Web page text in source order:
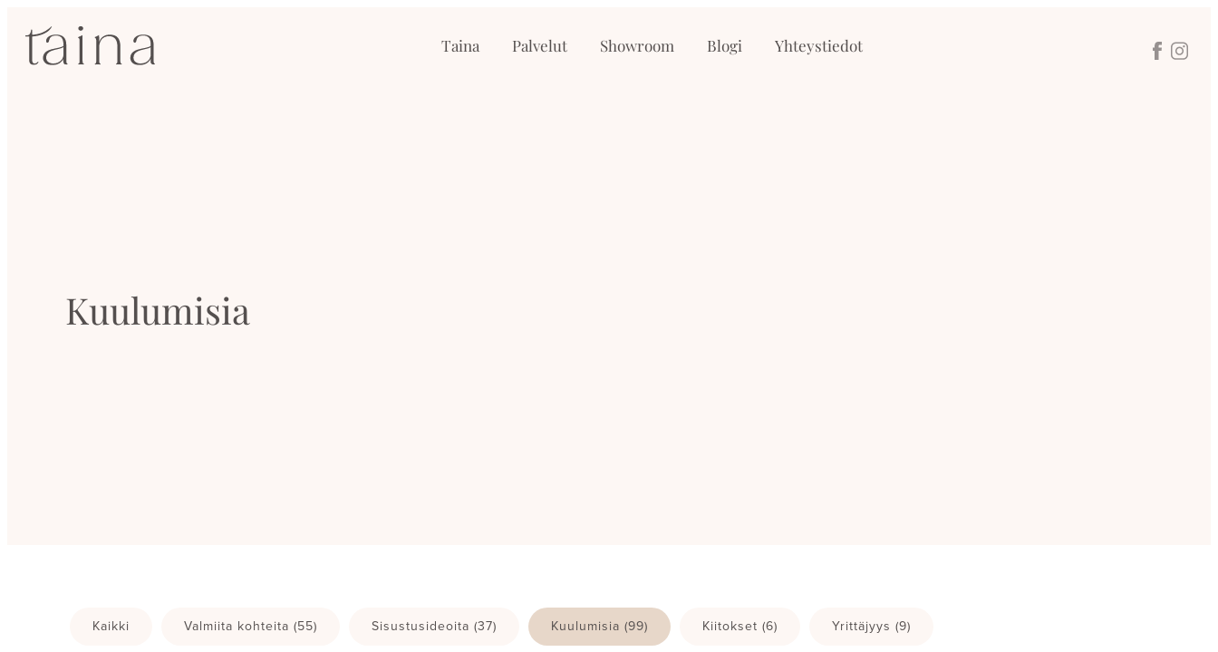
suoraan
SisustusTaina
Taina Palvelut Showroom Blogi Yhteystiedot
Kuulumisia
Kaikki Valmiita kohteita (55) Sisustusideoita (37) Kuulumisia (99) Kiitokset (6) Yrittäjyys (9)